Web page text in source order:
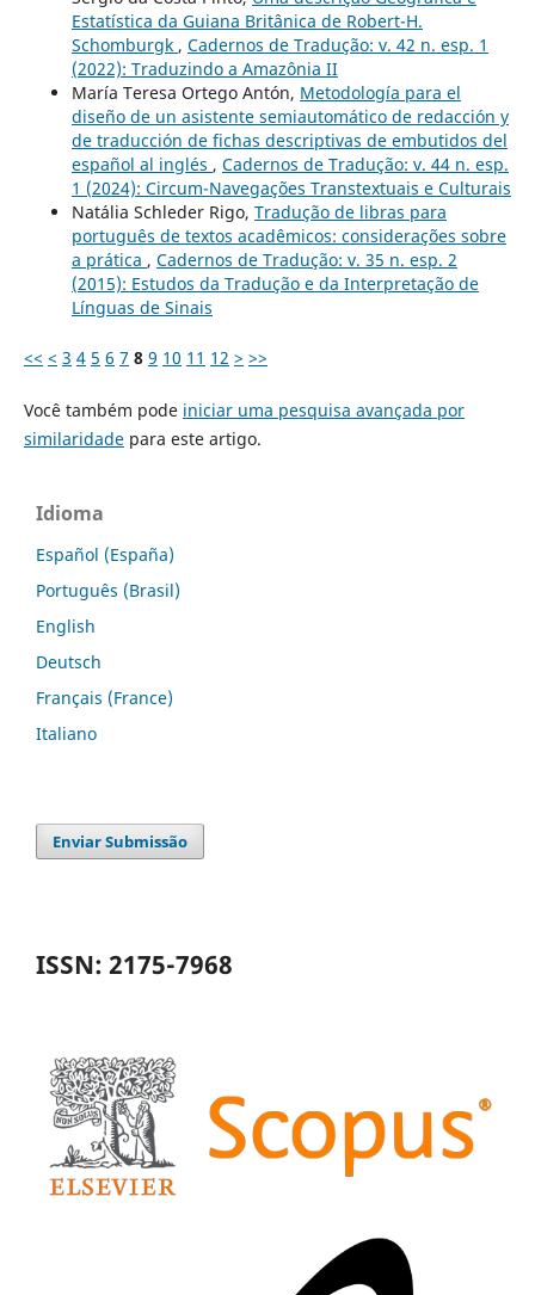
Estatística da Guiana Britânica de Robert-H.
Schomburgk , Cadernos de Tradução: v. 42 n. esp. 1
(2022): Traduzindo a Amazônia II
María Teresa Ortego Antón, Metodología para el
diseño de un asistente semiautomático de redacción y
de traducción de fichas descriptivas de embutidos del
español al inglés , Cadernos de Tradução: v. 44 n. esp.
1 (2024): Circum-Navegações Transtextuais e Culturais
Natália Schleder Rigo, Tradução de libras para
português de textos acadêmicos: considerações sobre
a prática , Cadernos de Tradução: v. 35 n. esp. 2
(2015): Estudos da Tradução e da Interpretação de
Línguas de Sinais
<< < 3 4 5 6 7 8 9 10 11 12 > >>
Você também pode iniciar uma pesquisa avançada por
similaridadepara este artigo.
Idioma
Español (España)
Português (Brasil)
English
Deutsch
Français (France)
Italiano
Enviar Submissão
ISSN: 2175-7968